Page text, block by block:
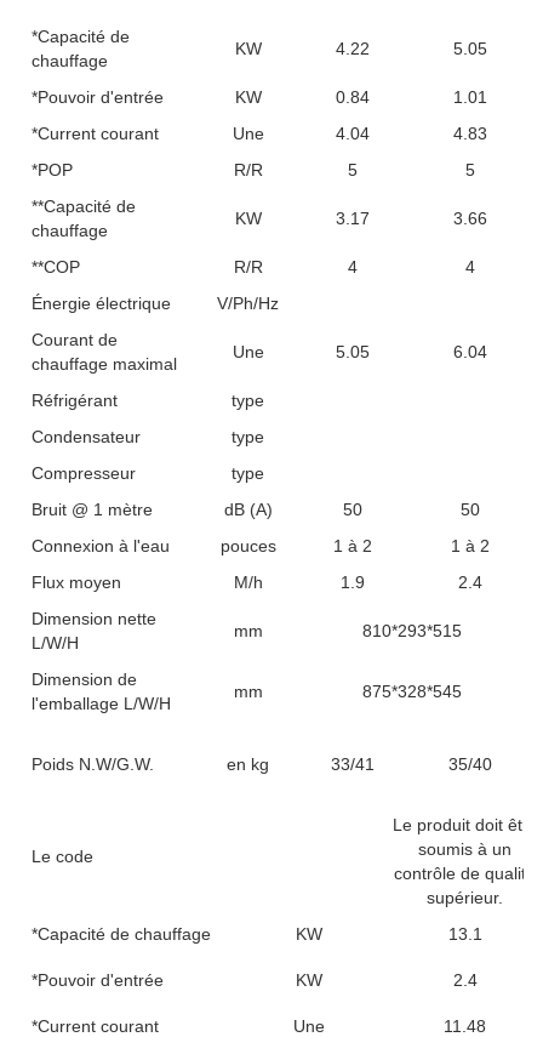
*Capacité de
chauffage
KW 4.22 5.05
*Pouvoir d'entrée KW 0.84
1.01
*Current courant
Une 4.04
4.83
*POP
R/R 5
5
**Capacité de
chauffage
KW 3.17 3.66
**COP R/R 4
4
Énergie électrique
V/Ph/Hz
Courant de
chauffage maximal
Une 5.05 6.04
Réfrigérant
type
Condensateur
type
Compresseur
type
Bruit @ 1 mètre
dB (A) 50
50
Connexion à l'eau
pouces 1 à 2
1 à 2
Flux moyen
M/h 1.9
2.4
Dimension nette
L/W/H
mm 810*293*515
Dimension de
l'emballage L/W/H
mm 875*328*545
Poids N.W/G.W. en kg 33/41 35/40
Le code
Le produit doit être
soumis à un
contrôle de qualité
supérieur.
*Capacité de chauffage
KW 13.1
*Pouvoir d'entrée KW 2.4
*Current courant Une 11.48